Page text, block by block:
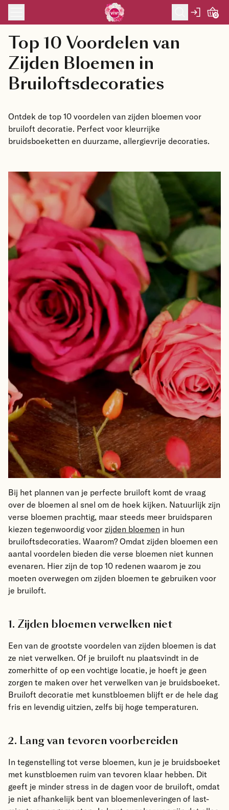
Skip to content
0
Top 10 Voordelen van
Zijden Bloemen in
Bruiloftsdecoraties
Ontdek de top 10 voordelen van zijden bloemen voor
bruiloft decoratie. Perfect voor kleurrijke
bruidsboeketten en duurzame, allergievrije decoraties.
Bij het plannen van je perfecte bruiloft komt de vraag
over de bloemen al snel om de hoek kijken. Natuurlijk zijn
verse bloemen prachtig, maar steeds meer bruidsparen
kiezen tegenwoordig voor zijden bloemen in hun
bruiloftsdecoraties. Waarom? Omdat zijden bloemen een
aantal voordelen bieden die verse bloemen niet kunnen
evenaren. Hier zijn de top 10 redenen waarom je zou
moeten overwegen om zijden bloemen te gebruiken voor
je bruiloft.
1. Zijden bloemen verwelken niet
Een van de grootste voordelen van zijden bloemen is dat
ze niet verwelken. Of je bruiloft nu plaatsvindt in de
zomerhitte of op een vochtige locatie, je hoeft je geen
zorgen te maken over het verwelken van je bruidsboeket.
Bruiloft decoratie met kunstbloemen blijft er de hele dag
fris en levendig uitzien, zelfs bij hoge temperaturen.
2. Lang van tevoren voorbereiden
In tegenstelling tot verse bloemen, kun je je bruidsboeket
met kunstbloemen ruim van tevoren klaar hebben. Dit
geeft je minder stress in de dagen voor de bruiloft, omdat
je niet afhankelijk bent van bloemenleveringen of last-